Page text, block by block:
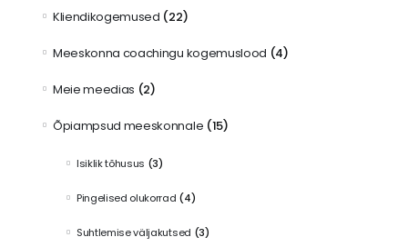
Kliendikogemused (22)
Meeskonna coachingu kogemuslood (4)
Meie meedias (2)
Õpiampsud meeskonnale (15)
Isiklik tõhusus (3)
Pingelised olukorrad (4)
Suhtlemise väljakutsed (3)